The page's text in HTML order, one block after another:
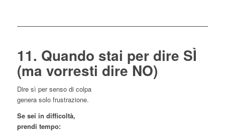
11. Quando stai per dire SÌ
(ma vorresti dire NO)
Dire sì per senso di colpa
genera solo frustrazione.
Se sei in difficoltà,
prendi tempo: